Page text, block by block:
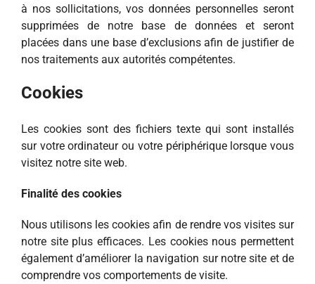
à nos sollicitations, vos données personnelles seront
supprimées de notre base de données et seront
placées dans une base d’exclusions afin de justifier de
nos traitements aux autorités compétentes.
Cookies
Les cookies sont des fichiers texte qui sont installés
sur votre ordinateur ou votre périphérique lorsque vous
visitez notre site web.
Finalité des cookies
Nous utilisons les cookies afin de rendre vos visites sur
notre site plus efficaces. Les cookies nous permettent
également d’améliorer la navigation sur notre site et de
comprendre vos comportements de visite.